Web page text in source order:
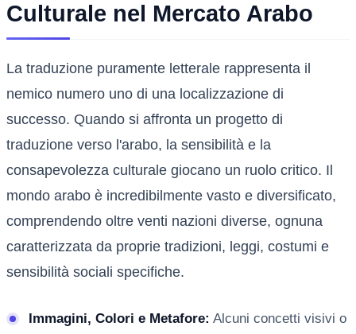
Culturale nel Mercato Arabo
La traduzione puramente letterale rappresenta il
nemico numero uno di una localizzazione di
successo. Quando si affronta un progetto di
traduzione verso l'arabo, la sensibilità e la
consapevolezza culturale giocano un ruolo critico. Il
mondo arabo è incredibilmente vasto e diversificato,
comprendendo oltre venti nazioni diverse, ognuna
caratterizzata da proprie tradizioni, leggi, costumi e
sensibilità sociali specifiche.
Immagini, Colori e Metafore: Alcuni concetti visivi o